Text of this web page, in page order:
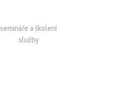
semináře a školení
služby